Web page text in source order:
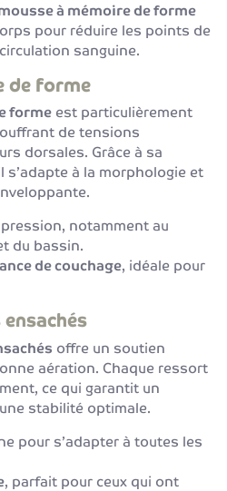
à mémoire de forme
pour réduire les points de
sanguine.
de forme
forme est particulièrement
de tensions
dorsales. Grâce à sa
s’adapte à la morphologie et
notamment au
du bassin.
de couchage, idéale pour
offre un soutien
aération. Chaque ressort
ce qui garantit un
stabilité optimale.
pour s’adapter à toutes les
, parfait pour ceux qui ont